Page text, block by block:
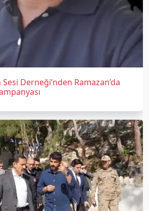
Derneği’nden Ramazan’da